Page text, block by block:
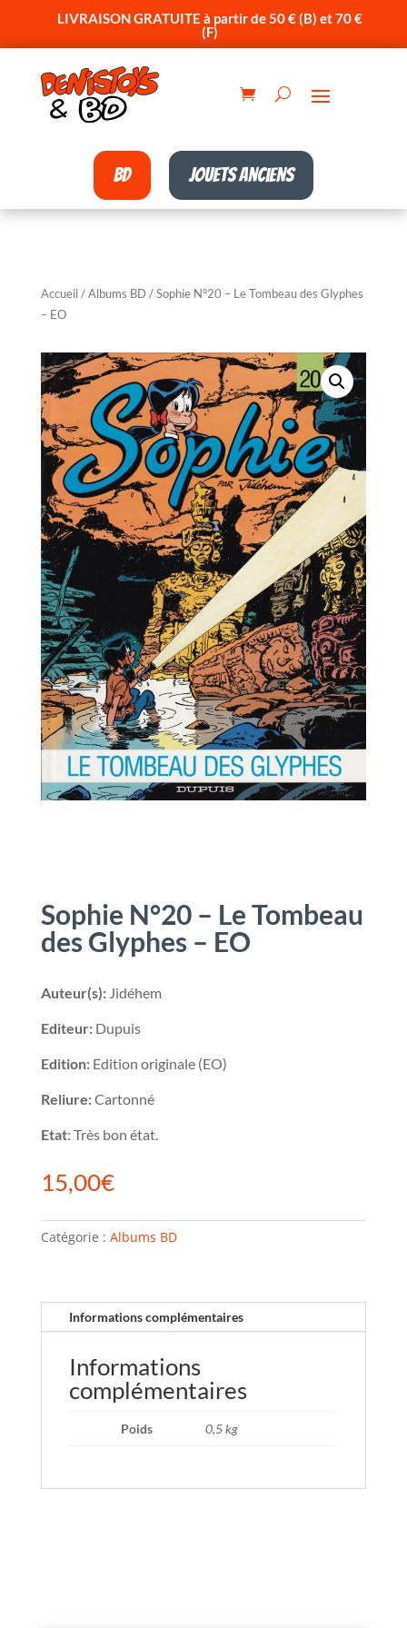
LIVRAISON GRATUITE à partir de 50 € (B) et 70 €
(F)
BD Jouets anciens
Accueil/Albums BD / Sophie N°20 – Le Tombeau des Glyphes
– EO
Sophie N°20 – Le Tombeau
des Glyphes – EO
Auteur(s):Jidéhem
Editeur:Dupuis
Edition:Edition originale (EO)
Reliure:Cartonné
Etat: Très bon état.
15,00€
Catégorie : Albums BD
Informations complémentaires
Informations
complémentaires
Poids 0,5 kg